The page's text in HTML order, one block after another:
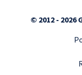
© 2012 - 2026